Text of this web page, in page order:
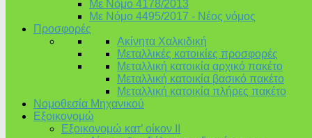
Με Νόμο 4178/2013
Με Νόμο 4495/2017 - Νέος νόμος
Προσφορές
Ακίνητα Χαλκιδική
Μεταλλικές κατοικίες προσφορές
Μεταλλική κατοικία αρχικό πακέτο
Μεταλλική κατοικία βασικό πακέτο
Μεταλλική κατοικία πλήρες πακέτο
Νομοθεσία Μηχανικού
Εξοικονομώ
Εξοικονομώ κατ’ οίκον II